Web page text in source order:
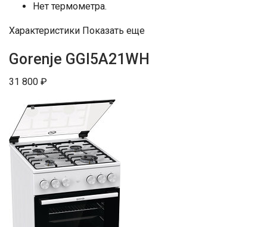
Нет термометра.
Характеристики Показать еще
Gorenje GGI5A21WH
31 800 ₽